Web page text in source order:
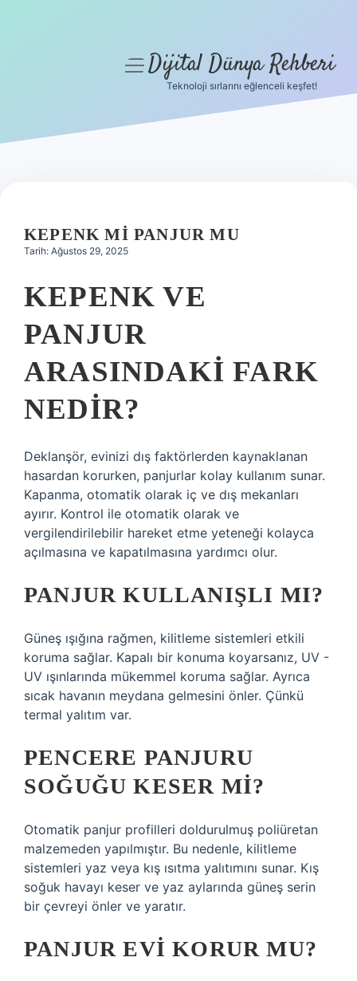
Hakkımızda
menüyüDijital Dünya Rehberi
Teknoloji sırlarını eğlenceli keşfet!
KEPENK MI PANJUR MU
Tarih: Ağustos 29, 2025
KEPENK VE
PANJUR
ARASINDAKI FARK
NEDIR?
Deklanşör, evinizi dış faktörlerden kaynaklanan
hasardan korurken, panjurlar kolay kullanım sunar.
Kapanma, otomatik olarak iç ve dış mekanları
ayırır. Kontrol ile otomatik olarak ve
vergilendirilebilir hareket etme yeteneği kolayca
açılmasına ve kapatılmasına yardımcı olur.
PANJUR KULLANIŞLI MI?
Güneş ışığına rağmen, kilitleme sistemleri etkili
koruma sağlar. Kapalı bir konuma koyarsanız, UV -
UV ışınlarında mükemmel koruma sağlar. Ayrıca
sıcak havanın meydana gelmesini önler. Çünkü
termal yalıtım var.
PENCERE PANJURU
SOĞUĞU KESER MI?
Otomatik panjur profilleri doldurulmuş poliüretan
malzemeden yapılmıştır. Bu nedenle, kilitleme
sistemleri yaz veya kış ısıtma yalıtımını sunar. Kış
soğuk havayı keser ve yaz aylarında güneş serin
bir çevreyi önler ve yaratır.
PANJUR EVI KORUR MU?